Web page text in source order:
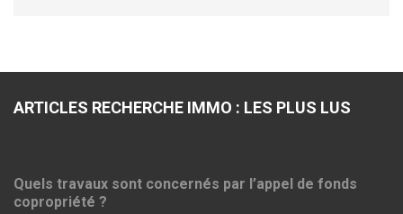
ARTICLES RECHERCHE IMMO : LES PLUS LUS
Quels travaux sont concernés par l’appel de fonds
copropriété ?